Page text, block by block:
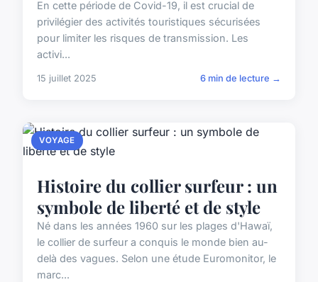
En cette période de Covid-19, il est crucial de
privilégier des activités touristiques sécurisées
pour limiter les risques de transmission. Les
activi...
15 juillet 2025 6 min de lecture →
VOYAGE
Histoire du collier surfeur : un
symbole de liberté et de style
Né dans les années 1960 sur les plages d'Hawaï,
le collier de surfeur a conquis le monde bien au-
delà des vagues. Selon une étude Euromonitor, le
marc...